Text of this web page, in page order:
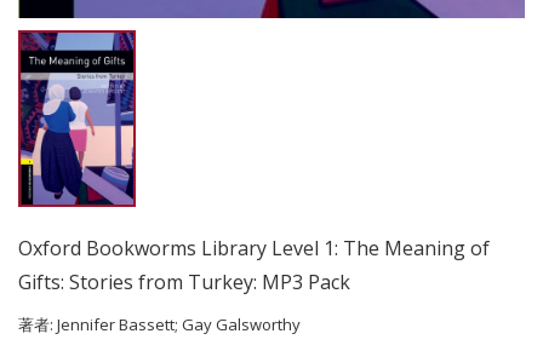
Oxford Bookworms Library Level 1: The Meaning of
Gifts: Stories from Turkey: MP3 Pack
著者: Jennifer Bassett; Gay Galsworthy